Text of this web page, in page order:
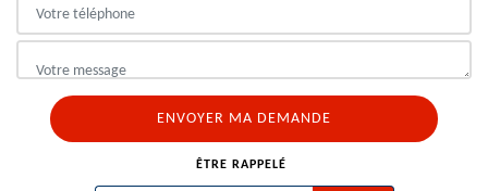
ÊTRE RAPPELÉ